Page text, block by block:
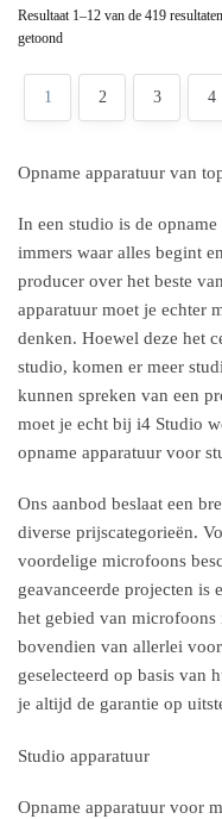
Resultaat 1–12 van de 419
getoond
1 2 3 4
Opname apparatuur van
In een studio is de
immers waar alles begint
producer over het beste
apparatuur moet je echter
denken. Hoewel deze het
studio, komen er meer
kunnen spreken van een
moet je echt bij i4 Studio
opname apparatuur voor
Ons aanbod beslaat een
diverse prijscategorieën.
voordelige microfoons
geavanceerde projecten is
het gebied van microfoons
bovendien van allerlei
geselecteerd op basis van
je altijd de garantie op
Studio apparatuur
Opname apparatuur voor